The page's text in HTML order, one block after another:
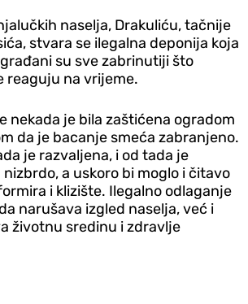
naselja, Drakuliću, tačnije
stvara se ilegalna deponija koja
su sve zabrinutiji što
reaguju na vrijeme.
nekada je bila zaštićena ogradom
da je bacanje smeća zabranjeno.
je razvaljena, i od tada je
a uskoro bi moglo i čitavo
i klizište. Ilegalno odlaganje
narušava izgled naselja, već i
životnu sredinu i zdravlje